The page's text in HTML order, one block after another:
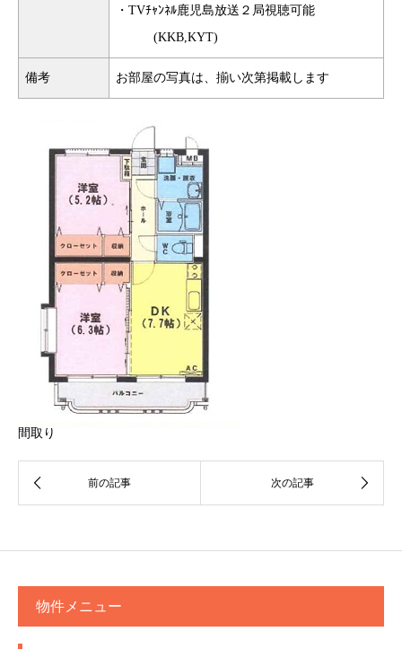
・TVﾁｬﾝﾈﾙ鹿児島放送２局視聴可能
(KKB,KYT)
備考 お部屋の写真は、揃い次第掲載します
間取り
物件メニュー